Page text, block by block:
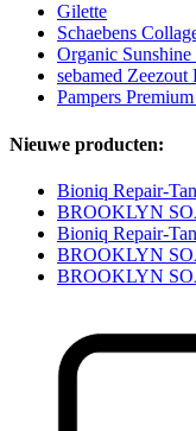
Gilette
Schaebens
Organic
sebamed Zeezout
Pampers
Nieuwe producten:
Bioniq Repair-
BROOKLYN
Bioniq Repair-
BROOKLYN
BROOKLYN